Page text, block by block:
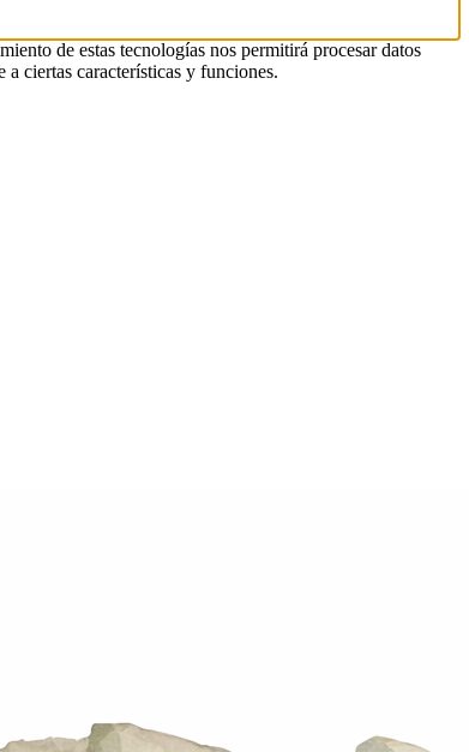
de estas tecnologías nos permitirá procesar datos
ciertas características y funciones.